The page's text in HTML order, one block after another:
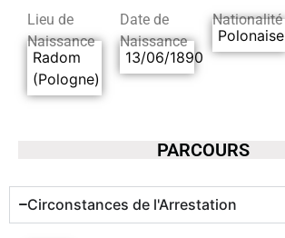
Lieu de
Naissance
Radom
(Pologne)
Date de
Naissance
13/06/1890
Nationalité
Polonaise
PARCOURS
Circonstances de l'Arrestation